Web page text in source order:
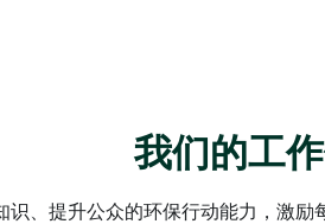
我们的工
识、提升公众的环保行动能力，激励